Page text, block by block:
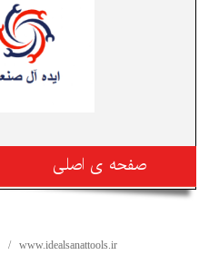
صفحه ی اصلی
www.idealsanattools.ir